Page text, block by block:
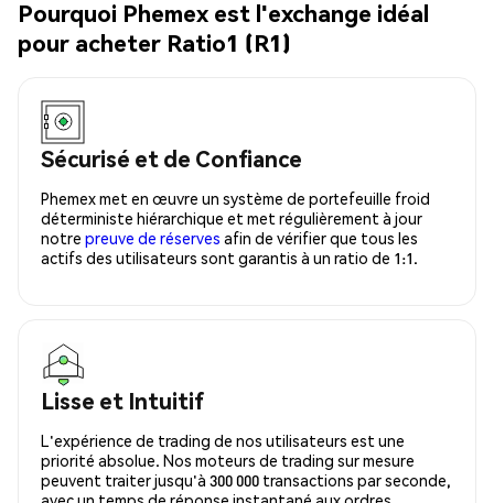
Pourquoi Phemex est l'exchange idéal
pour acheter Ratio1 (R1)
Sécurisé et de Confiance
Phemex met en œuvre un système de portefeuille froid
déterministe hiérarchique et met régulièrement à jour
notre preuve de réserves afin de vérifier que tous les
actifs des utilisateurs sont garantis à un ratio de 1:1.
Lisse et Intuitif
L'expérience de trading de nos utilisateurs est une
priorité absolue. Nos moteurs de trading sur mesure
peuvent traiter jusqu'à 300 000 transactions par seconde,